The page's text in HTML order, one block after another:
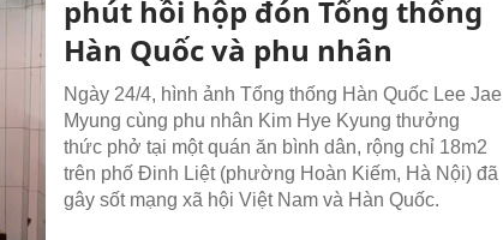
phút hồi hộp đón Tổng thống
Hàn Quốc và phu nhân
Ngày 24/4, hình ảnh Tổng thống Hàn Quốc Lee Jae
Myung cùng phu nhân Kim Hye Kyung thưởng
thức phở tại một quán ăn bình dân, rộng chỉ 18m2
trên phố Đinh Liệt (phường Hoàn Kiếm, Hà Nội) đã
gây sốt mạng xã hội Việt Nam và Hàn Quốc.